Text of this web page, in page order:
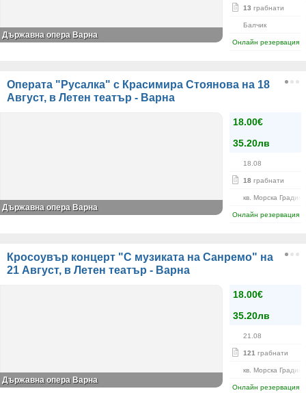
13 грабнати
Балчик
Онлайн резервация
Държавна опера Варна
Операта "Русалка" с Красимира Стоянова на 18
Август, в Летен театър - Варна
18.00€
35.20лв
18.08
18 грабнати
кв. Морска Градина
Онлайн резервация
Държавна опера Варна
Кросоувър концерт "С музиката на Санремо" на
21 Август, в Летен театър - Варна
18.00€
35.20лв
21.08
121 грабнати
кв. Морска Градина
Онлайн резервация
Държавна опера Варна